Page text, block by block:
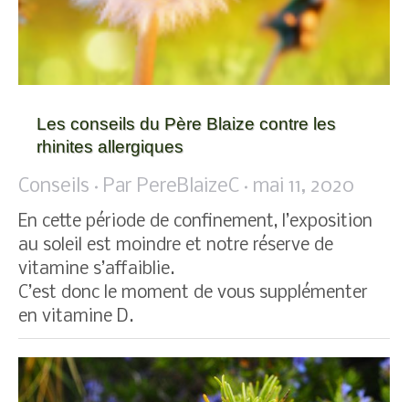
Les conseils du Père Blaize contre les
rhinites allergiques
Conseils Par PereBlaizeC mai 11, 2020
En cette période de confinement, l’exposition
au soleil est moindre et notre réserve de
vitamine s’affaiblie.
C’est donc le moment de vous supplémenter
en vitamine D.